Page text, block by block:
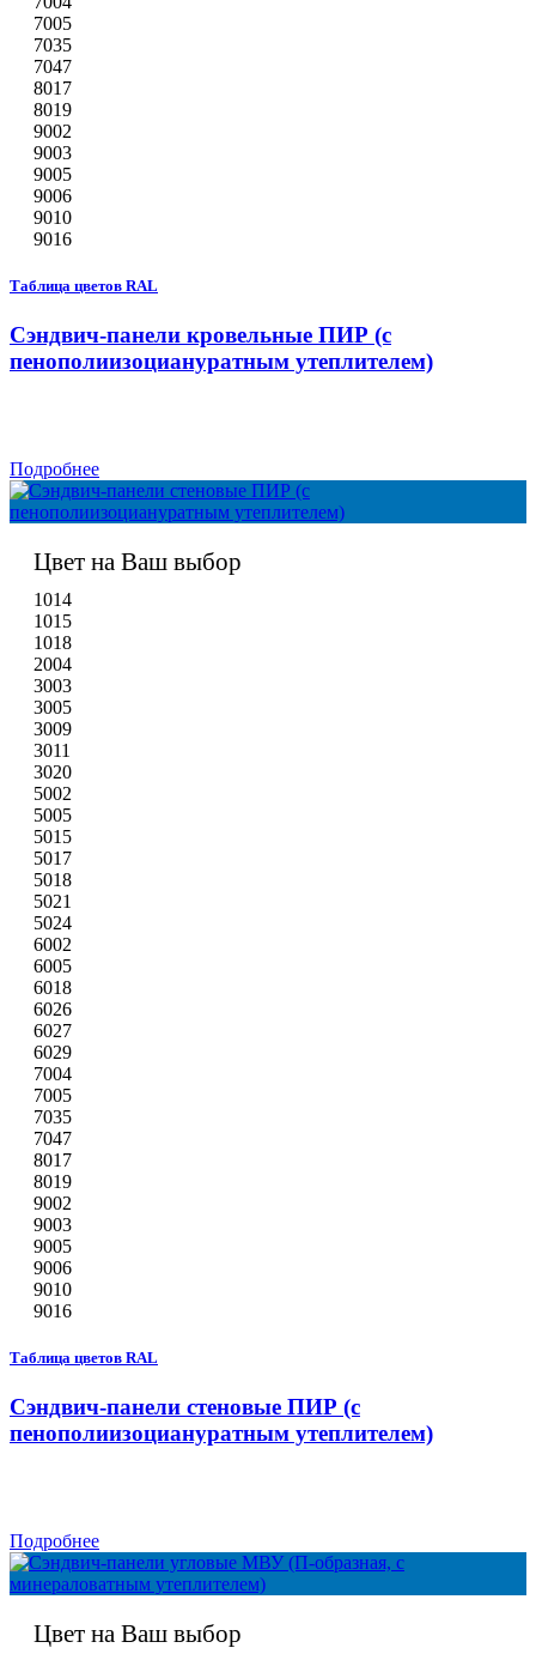
7005
7035
7047
8017
8019
9002
9003
9005
9006
9010
9016
Таблица цветов RAL
Сэндвич-панели кровельные ПИР (с
пенополиизоциануратным утеплителем)
Подробнее
Цвет на Ваш выбор
1014
1015
1018
2004
3003
3005
3009
3011
3020
5002
5005
5015
5017
5018
5021
5024
6002
6005
6018
6026
6027
6029
7004
7005
7035
7047
8017
8019
9002
9003
9005
9006
9010
9016
Таблица цветов RAL
Сэндвич-панели стеновые ПИР (с
пенополиизоциануратным утеплителем)
Подробнее
Цвет на Ваш выбор